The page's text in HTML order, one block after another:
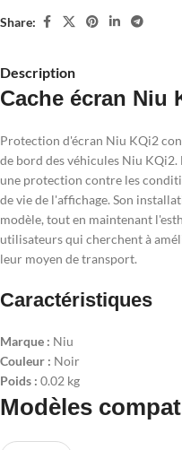
Share:
Description
Cache écran Niu
Protection d'écran Niu KQi2
de bord des véhicules Niu
une protection contre les
de vie de l'affichage. Son
modèle, tout en maintenant
utilisateurs qui cherchent à
leur moyen de transport.
Caractéristiques
Marque : Niu
Couleur : Noir
Poids : 0.02 kg
Modèles